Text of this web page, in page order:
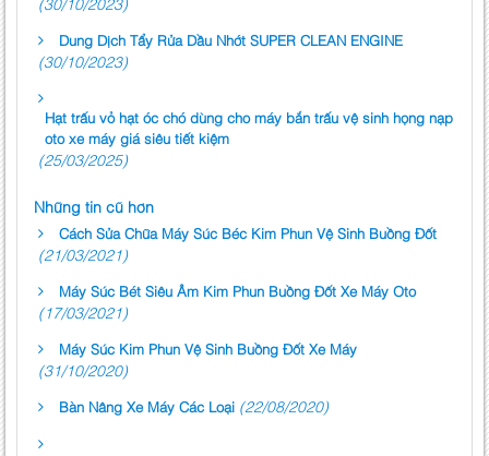
Dung Dịch Tẩy Rửa Dầu Nhớt SUPER CLEAN ENGINE
(30/10/2023)
Hạt trấu vỏ hạt óc chó dùng cho máy bắn trấu vệ sinh họng nạp
oto xe máy giá siêu tiết kiệm
(25/03/2025)
Những tin cũ hơn
Cách Sửa Chữa Máy Súc Béc Kim Phun Vệ Sinh Buồng Đốt
(21/03/2021)
Máy Súc Bét Siêu Âm Kim Phun Buồng Đốt Xe Máy Oto
(17/03/2021)
Máy Súc Kim Phun Vệ Sinh Buồng Đốt Xe Máy
(31/10/2020)
Bàn Nâng Xe Máy Các Loại (22/08/2020)